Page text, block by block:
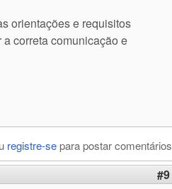
orientações e requisitos
correta comunicação e
registre-separa postar comentários
#9